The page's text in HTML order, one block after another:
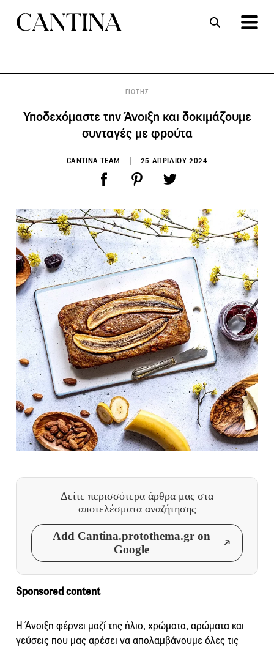
ΓΙΩΤΗΣ
Υποδεχόμαστε την Άνοιξη και δοκιμάζουμε
συνταγές με φρούτα
CANTINA TEAM 25 ΑΠΡΙΛΙΟΥ 2024
Δείτε περισσότερα άρθρα μας στα
αποτελέσματα αναζήτησης
Add Cantina.protothema.gr on
Google
Sponsored content
Η Άνοιξη φέρνει μαζί της ήλιο, χρώματα, αρώματα και
γεύσεις που μας αρέσει να απολαμβάνουμε όλες τις